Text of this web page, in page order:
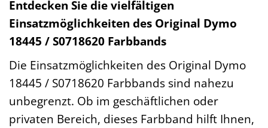
Entdecken Sie die vielfältigen
Einsatzmöglichkeiten des Original Dymo
18445 / S0718620 Farbbands
Die Einsatzmöglichkeiten des Original Dymo
18445 / S0718620 Farbbands sind nahezu
unbegrenzt. Ob im geschäftlichen oder
privaten Bereich, dieses Farbband hilft Ihnen,